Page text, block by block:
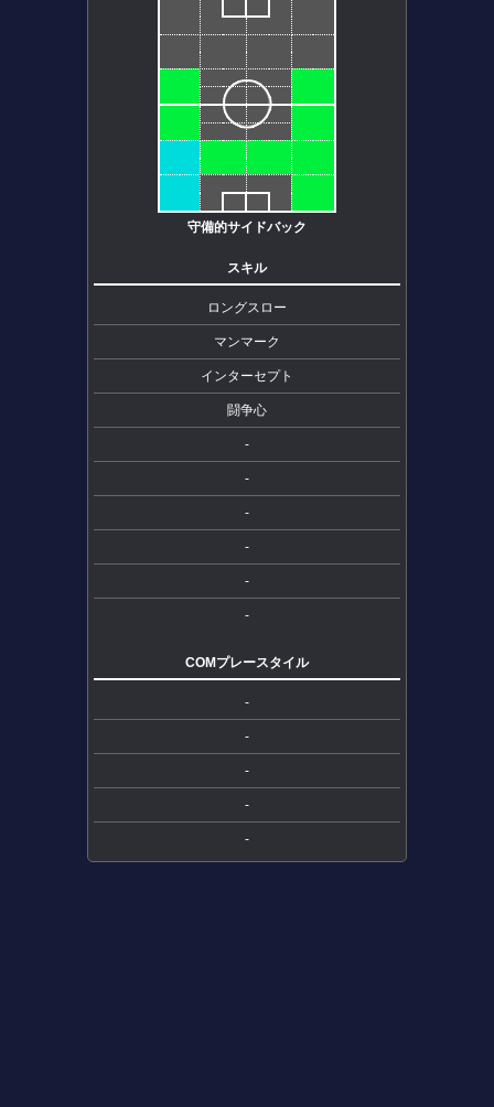
守備的サイドバック
スキル
ロングスロー
マンマーク
インターセプト
闘争心
-
-
-
-
-
-
COMプレースタイル
-
-
-
-
-